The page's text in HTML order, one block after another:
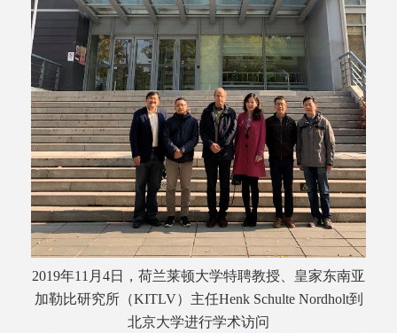
2019年11月4日，荷兰莱顿大学特聘教授、皇家东南亚
加勒比研究所（KITLV）主任Henk Schulte Nordholt到
北京大学进行学术访问